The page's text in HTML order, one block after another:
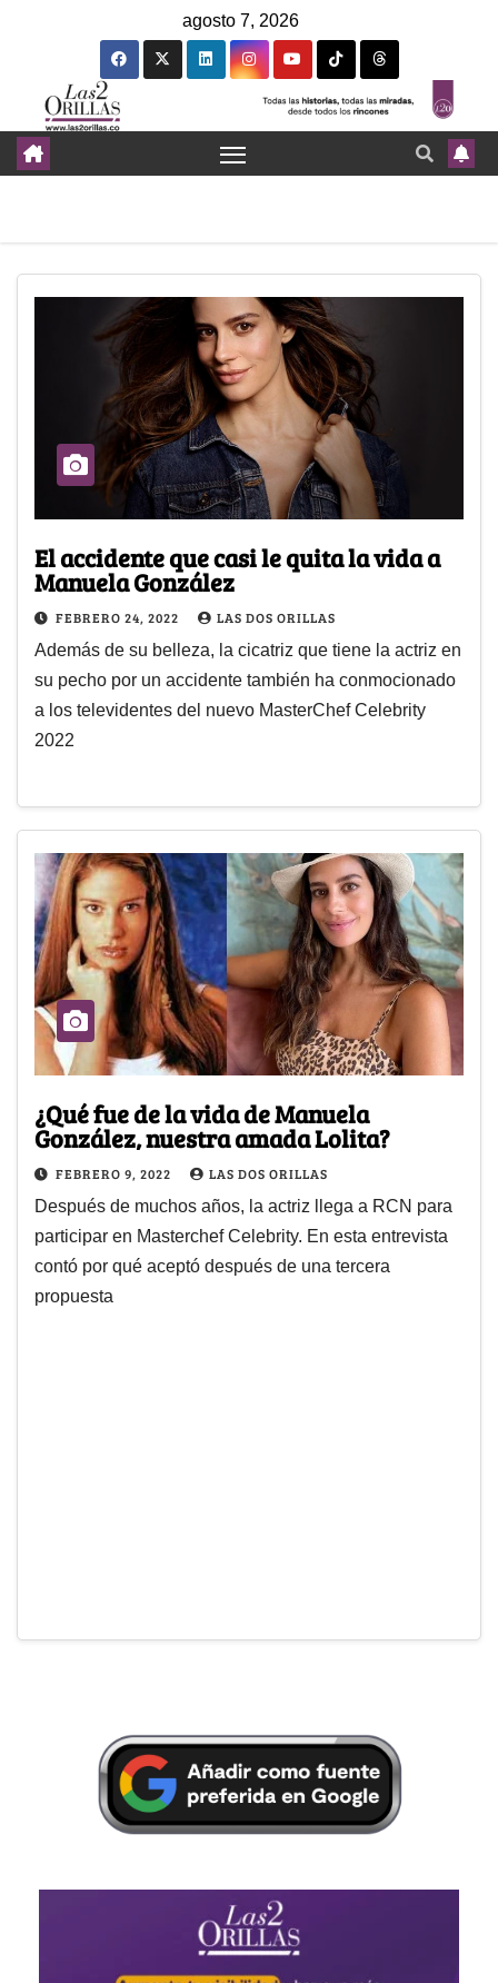
agosto 7, 2026
El accidente que casi le quita la vida a
Manuela González
FEBRERO 24, 2022 LAS DOS ORILLAS
Además de su belleza, la cicatriz que tiene la actriz en
su pecho por un accidente también ha conmocionado
a los televidentes del nuevo MasterChef Celebrity
2022
¿Qué fue de la vida de Manuela
González, nuestra amada Lolita?
FEBRERO 9, 2022 LAS DOS ORILLAS
Después de muchos años, la actriz llega a RCN para
participar en Masterchef Celebrity. En esta entrevista
contó por qué aceptó después de una tercera
propuesta